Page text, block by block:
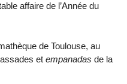
affaire de l’Année du
de Toulouse, au
et empanadas de la